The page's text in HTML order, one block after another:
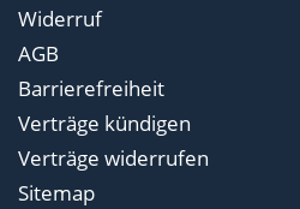
Widerruf
AGB
Barrierefreiheit
Verträge kündigen
Verträge widerrufen
Sitemap